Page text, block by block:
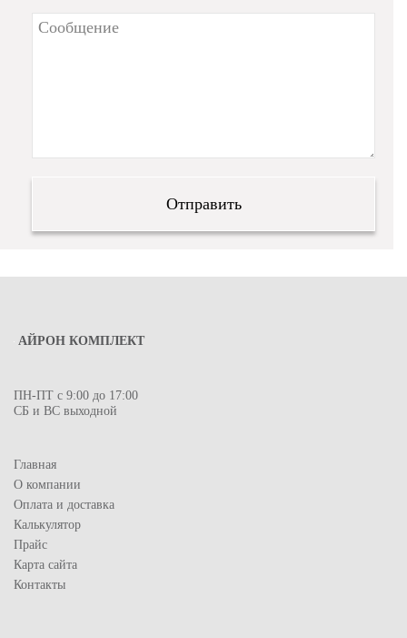
АЙРОН КОМПЛЕКТ
ПН-ПТ с 9:00 до 17:00
СБ и ВС выходной
Главная
О компании
Оплата и доставка
Калькулятор
Прайс
Карта сайта
Контакты